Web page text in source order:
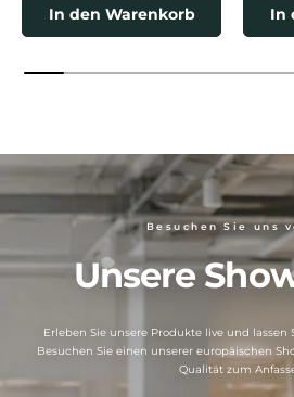
In den Warenkorb In
Besuchen Sie uns
Unsere
Erleben Sie unsere Produkte live und lassen
Besuchen Sie einen unserer europäischen
Qualität zum